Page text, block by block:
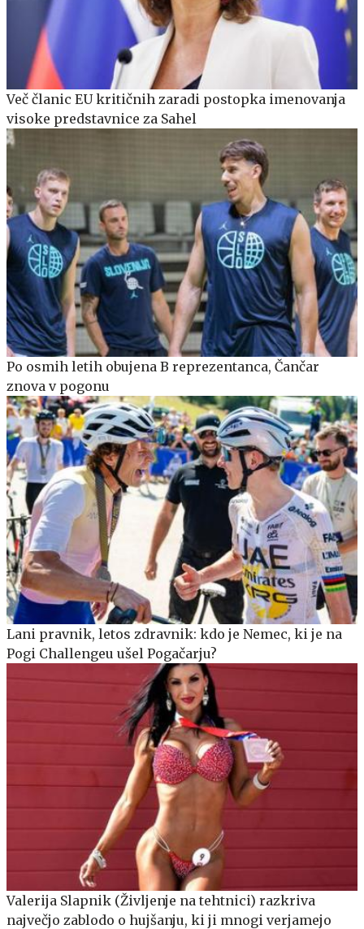
Več članic EU kritičnih zaradi postopka imenovanja
visoke predstavnice za Sahel
Po osmih letih obujena B reprezentanca, Čančar
znova v pogonu
Lani pravnik, letos zdravnik: kdo je Nemec, ki je na
Pogi Challengeu ušel Pogačarju?
Valerija Slapnik (Življenje na tehtnici) razkriva
največjo zablodo o hujšanju, ki ji mnogi verjamejo